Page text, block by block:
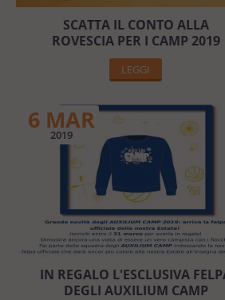
SCATTA IL CONTO ALLA
ROVESCIA PER I CAMP 2019
LEGGI
6 MAR
2019
IN REGALO L'ESCLUSIVA
DEGLI AUXILIUM CAMP